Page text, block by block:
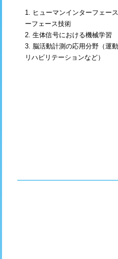
1. ヒューマンインターフェー
ーフェース技術
2. 生体信号における機械学習
3. 脳活動計測の応用分野（運
リハビリテーションなど）